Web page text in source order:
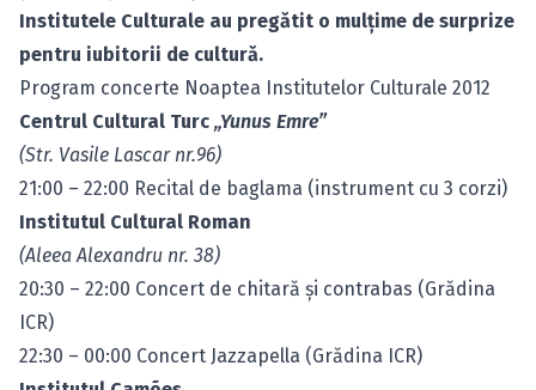
Institutele Culturale au pregătit o mulţime de surprize
pentru iubitorii de cultură.
Program concerte Noaptea Institutelor Culturale 2012
Centrul Cultural Turc „Yunus Emre”
(Str. Vasile Lascar nr.96)
21:00 – 22:00 Recital de baglama (instrument cu 3 corzi)
Institutul Cultural Roman
(Aleea Alexandru nr. 38)
20:30 – 22:00 Concert de chitară şi contrabas (Grădina
ICR)
22:30 – 00:00 Concert Jazzapella (Grădina ICR)